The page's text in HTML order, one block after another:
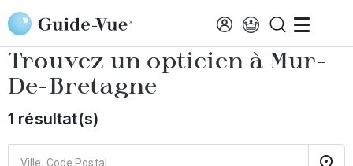
Aller au contenu principal
Accueil Choisir mon opticien Mur-De-Bretagne
Trouvez un opticien à Mur-
De-Bretagne
1 résultat(s)